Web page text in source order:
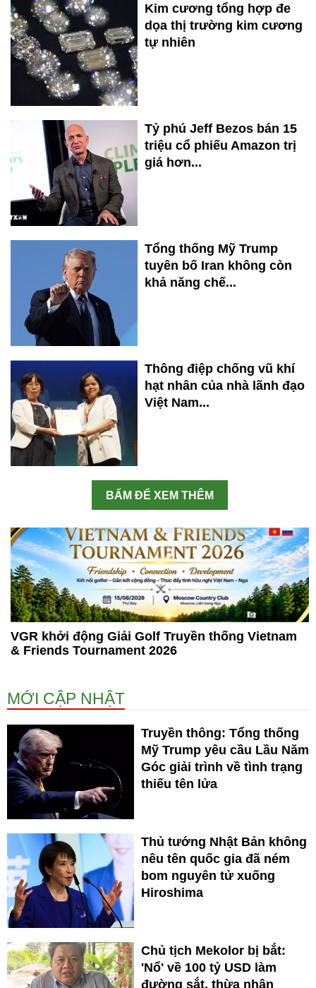
Kim cương tổng hợp đe
dọa thị trường kim cương
tự nhiên
Tỷ phú Jeff Bezos bán 15
triệu cổ phiếu Amazon trị
giá hơn...
Tổng thống Mỹ Trump
tuyên bố Iran không còn
khả năng chế...
Thông điệp chống vũ khí
hạt nhân của nhà lãnh đạo
Việt Nam...
BẤM ĐỂ XEM THÊM
VGR khởi động Giải Golf Truyền thống Vietnam
& Friends Tournament 2026
MỚI CẬP NHẬT
Truyền thông: Tổng thống
Mỹ Trump yêu cầu Lầu Năm
Góc giải trình về tình trạng
thiếu tên lửa
Thủ tướng Nhật Bản không
nêu tên quốc gia đã ném
bom nguyên tử xuống
Hiroshima
Chủ tịch Mekolor bị bắt:
'Nổ' về 100 tỷ USD làm
đường sắt, thừa nhận